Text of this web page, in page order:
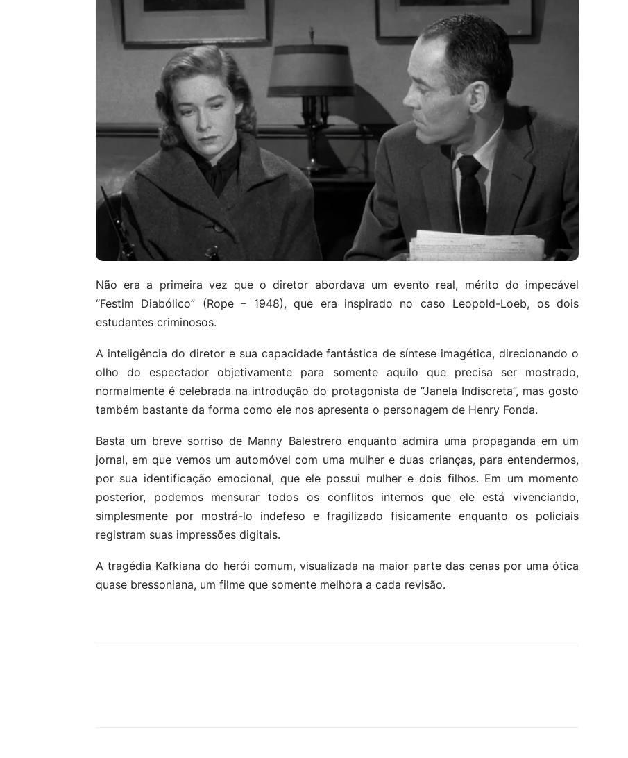
Não era a primeira vez que o diretor abordava um evento real, mérito do impecável
“Festim Diabólico” (Rope – 1948), que era inspirado no caso Leopold-Loeb, os dois
estudantes criminosos.
A inteligência do diretor e sua capacidade fantástica de síntese imagética, direcionando o
olho do espectador objetivamente para somente aquilo que precisa ser mostrado,
normalmente é celebrada na introdução do protagonista de “Janela Indiscreta”, mas gosto
também bastante da forma como ele nos apresenta o personagem de Henry Fonda.
Basta um breve sorriso de Manny Balestrero enquanto admira uma propaganda em um
jornal, em que vemos um automóvel com uma mulher e duas crianças, para entendermos,
por sua identificação emocional, que ele possui mulher e dois filhos. Em um momento
posterior, podemos mensurar todos os conflitos internos que ele está vivenciando,
simplesmente por mostrá-lo indefeso e fragilizado fisicamente enquanto os policiais
registram suas impressões digitais.
A tragédia Kafkiana do herói comum, visualizada na maior parte das cenas por uma ótica
quase bressoniana, um filme que somente melhora a cada revisão.